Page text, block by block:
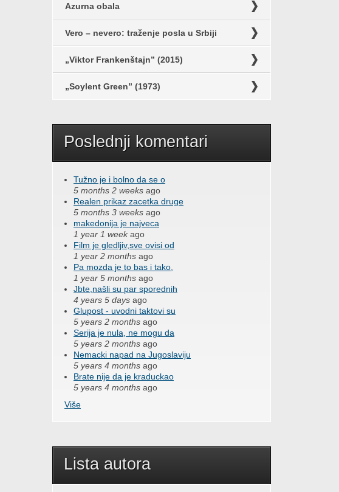
Azurna obala
Vero – nevero: traženje posla u Srbiji
„Viktor Frankenštajn” (2015)
„Soylent Green” (1973)
Poslednji komentari
Tužno je i bolno da se o
5 months 2 weeks ago
Realen prikaz zacetka druge
5 months 3 weeks ago
makedonija je najveca
1 year 1 weekago
Film je gledljiv,sve ovisi od
1 year 2 months ago
Pa mozda je to bas i tako,
1 year 5 months ago
Jbte,našli su par sporednih
4 years 5 days ago
Glupost - uvodni taktovi su
5 years 2 months ago
Serija je nula, ne mogu da
5 years 2 months ago
Nemacki napad na Jugoslaviju
5 years 4 months ago
Brate nije da je kraduckao
5 years 4 months ago
Više
Lista autora